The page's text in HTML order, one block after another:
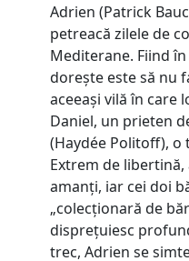
Adrien (Patrick
petreacă zilele de
Mediterane. Fiind
dorește este să nu
aceeași vilă în care
Daniel, un prieten
(Haydée Politoff), o
Extrem de
amanți, iar cei doi
„colecționară de
disprețuiesc
trec, Adrien se